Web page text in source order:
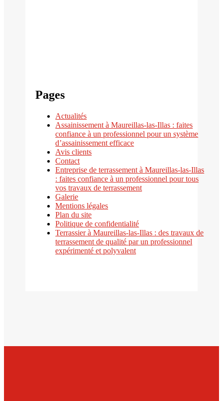
Pages
Actualités
Assainissement à Maureillas-las-Illas : faites
confiance à un professionnel pour un système
d’assainissement efficace
Avis clients
Contact
Entreprise de terrassement à Maureillas-las-Illas
: faites confiance à un professionnel pour tous
vos travaux de terrassement
Galerie
Mentions légales
Plan du site
Politique de confidentialité
Terrassier à Maureillas-las-Illas : des travaux de
terrassement de qualité par un professionnel
expérimenté et polyvalent